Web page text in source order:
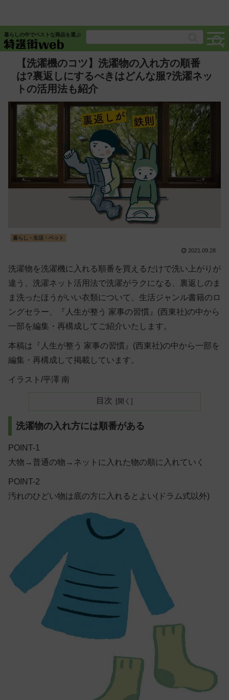
暮らしの中でベストな商品を選ぶ
【洗濯機のコツ】洗濯物の入れ方の順番
は?裏返しにするべきはどんな服?洗濯ネッ
トの活用法も紹介
暮らし・生活・ペット
2021.09.28
洗濯物を洗濯機に入れる順番を買えるだけで洗い上がりが
違う、洗濯ネット活用法で洗濯がラクになる、裏返しのま
ま洗ったほうがいい衣類について、生活ジャンル書籍のロ
ングセラー、『人生が整う 家事の習慣』(西東社)の中から
一部を編集・再構成してご紹介いたします。
本稿は『人生が整う 家事の習慣』(西東社)の中から一部を
編集・再構成して掲載しています。
イラスト/平澤 南
目次
洗濯物の入れ方には順番がある
POINT-1
大物→普通の物→ネットに入れた物の順に入れていく
POINT-2
汚れのひどい物は底の方に入れるとよい(ドラム式以外)